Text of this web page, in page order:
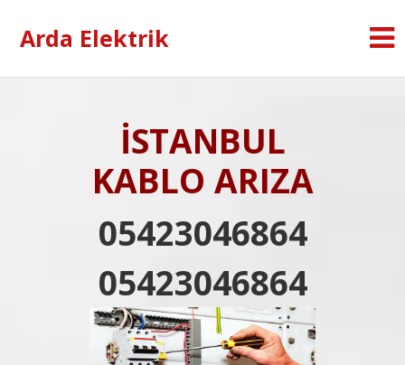
Arda Elektrik
İSTANBUL
KABLO ARIZA
05423046864
05423046864